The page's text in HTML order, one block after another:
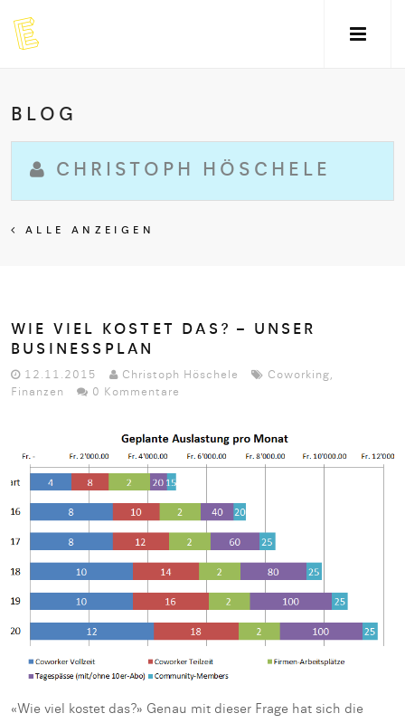
BLOG
CHRISTOPH HÖSCHELE
ALLE ANZEIGEN
WIE VIEL KOSTET DAS? – UNSER
BUSINESSPLAN
12.11.2015 Christoph Höschele Coworking,
Finanzen
0 Kommentare
«Wie viel kostet das?» Genau mit dieser Frage hat sich die